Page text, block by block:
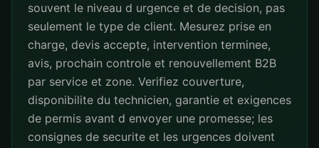
souvent le niveau d urgence et de decision, pas
seulement le type de client. Mesurez prise en
charge, devis accepte, intervention terminee,
avis, prochain controle et renouvellement B2B
par service et zone. Verifiez couverture,
disponibilite du technicien, garantie et exigences
de permis avant d envoyer une promesse; les
consignes de securite et les urgences doivent